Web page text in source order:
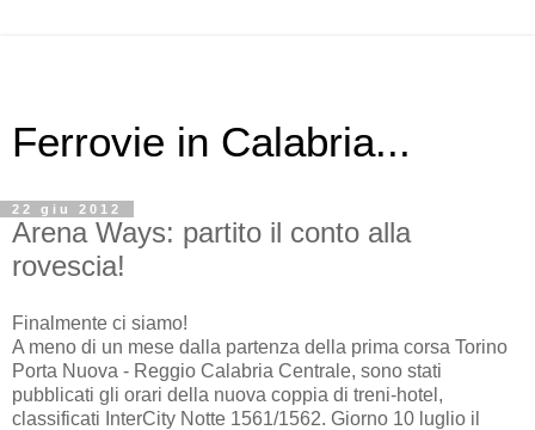
Ferrovie in Calabria...
22 giu 2012
Arena Ways: partito il conto alla
rovescia!
Finalmente ci siamo!
A meno di un mese dalla partenza della prima corsa Torino
Porta Nuova - Reggio Calabria Centrale, sono stati
pubblicati gli orari della nuova coppia di treni-hotel,
classificati InterCity Notte 1561/1562. Giorno 10 luglio il